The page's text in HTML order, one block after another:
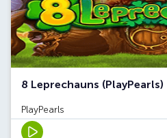
8 Leprechauns (PlayPearls)
PlayPearls